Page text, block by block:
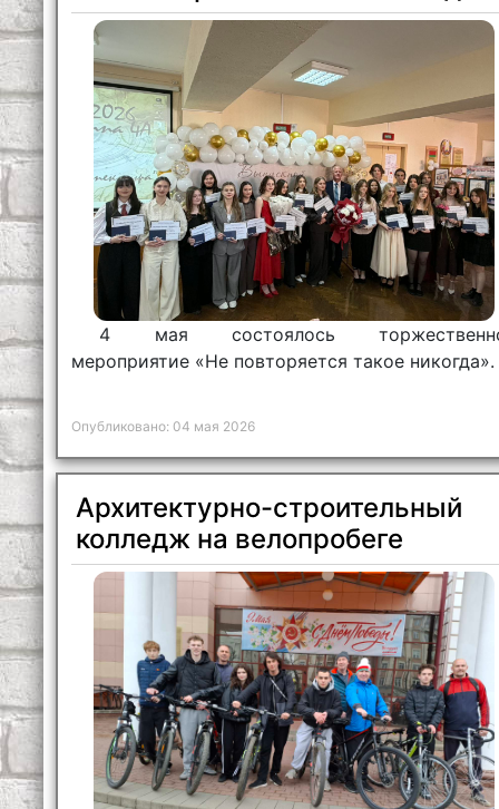
4 мая состоялось
мероприятие «Не повторяется такое никогда».
Опубликовано: 04 мая 2026
Архитектурно-строительный
колледж на велопробеге